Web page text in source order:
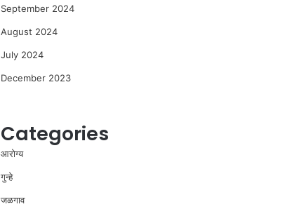
September 2024
August 2024
July 2024
December 2023
Categories
आरोग्य
गुन्हे
जळगाव